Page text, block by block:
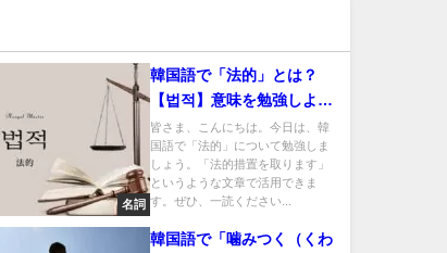
名詞
韓国語で「法的」とは？
【법적】意味を勉強しよ
う！
皆さま、こんにちは。今日は、韓
国語で「法的」について勉強しま
しょう。「法的措置を取ります」
というような文章で活用できま
す。ぜひ、一読ください...
韓国語で「噛みつく（くわ